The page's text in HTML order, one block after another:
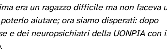
era un ragazzo difficile ma non faceva
aiutare; ora siamo disperati: dopo
e dei neuropsichiatri della UONPIA con
.